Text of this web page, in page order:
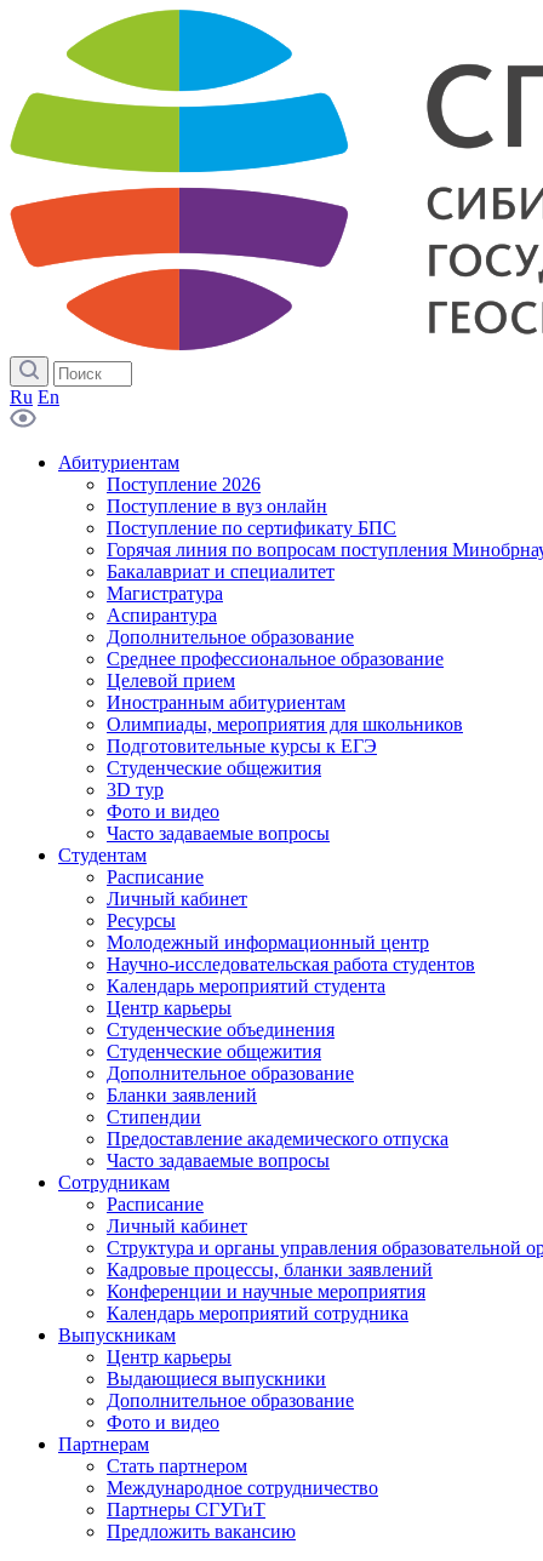
Ru En
Абитуриентам
Поступление 2026
Поступление в вуз онлайн
Поступление по сертификату БПС
Горячая линия по вопросам поступления
Бакалавриат и специалитет
Магистратура
Аспирантура
Дополнительное образование
Среднее профессиональное образование
Целевой прием
Иностранным абитуриентам
Олимпиады, мероприятия для школьников
Подготовительные курсы к ЕГЭ
Студенческие общежития
3D тур
Фото и видео
Часто задаваемые вопросы
Студентам
Расписание
Личный кабинет
Ресурсы
Молодежный информационный центр
Научно-исследовательская работа студентов
Календарь мероприятий студента
Центр карьеры
Студенческие объединения
Студенческие общежития
Дополнительное образование
Бланки заявлений
Стипендии
Предоставление академического отпуска
Часто задаваемые вопросы
Сотрудникам
Расписание
Личный кабинет
Структура и органы управления образовательной
Кадровые процессы, бланки заявлений
Конференции и научные мероприятия
Календарь мероприятий сотрудника
Выпускникам
Центр карьеры
Выдающиеся выпускники
Дополнительное образование
Фото и видео
Партнерам
Стать партнером
Международное сотрудничество
Партнеры СГУГиТ
Предложить вакансию